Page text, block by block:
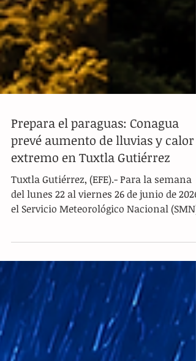
Prepara el paraguas: Conagua
prevé aumento de lluvias y calor
extremo en Tuxtla Gutiérrez
Tuxtla Gutiérrez, (EFE).- Para la semana
advierten sobre un ambiente
predominantemente caluroso en la
capital chiapaneca, acompañado de un
incremento significativo en el potencial
de tormentas conforme avancen los días
debido a la actividad de los sistemas
tropicales de la temporada. A pesar de la